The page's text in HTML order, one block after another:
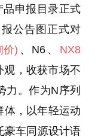
品申报目录正式
报公告图正式对
价) 、N6、 NX8
观，收获市场不
力。作为N序列
体，以年轻运动
豪车同源设计语